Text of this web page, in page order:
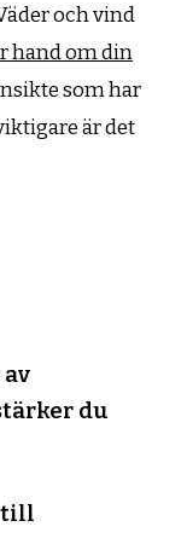
och vind
hand om din
som har
är det
du
till